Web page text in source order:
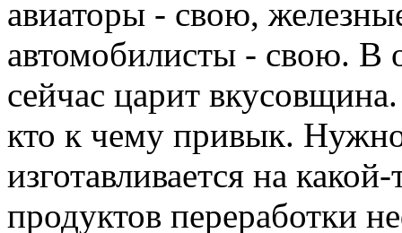
авиаторы - свою,
автомобилисты - свою. В
сейчас царит
кто к чему привык.
изготавливается на
продуктов переработки